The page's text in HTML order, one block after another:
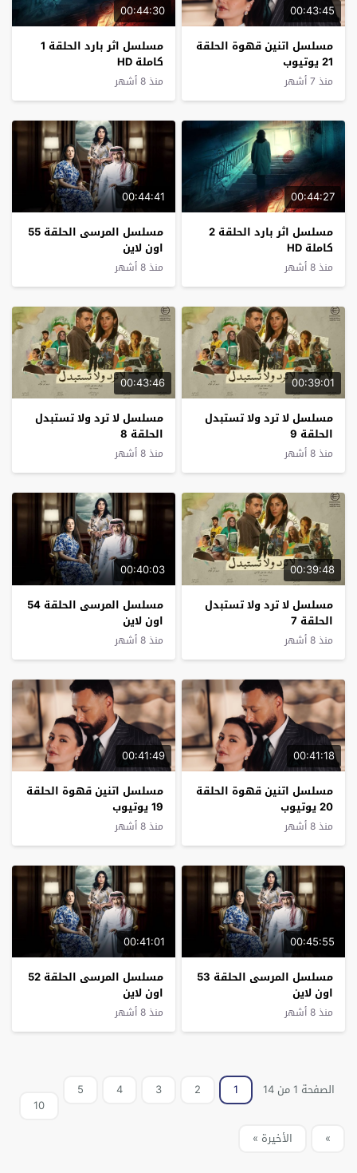
00:43:45
مسلسل اتنين قهوة الحلقة
21 يوتيوب
منذ 7 أشهر
00:44:30
مسلسل اثر بارد الحلقة 1
كاملة HD
منذ 8 أشهر
00:44:27
مسلسل اثر بارد الحلقة 2
كاملة HD
منذ 8 أشهر
00:44:41
مسلسل المرسى الحلقة 55
اون لاين
منذ 8 أشهر
00:39:01
مسلسل لا ترد ولا تستبدل
الحلقة 9
منذ 8 أشهر
00:43:46
مسلسل لا ترد ولا تستبدل
الحلقة 8
منذ 8 أشهر
00:39:48
مسلسل لا ترد ولا تستبدل
الحلقة 7
منذ 8 أشهر
00:40:03
مسلسل المرسى الحلقة 54
اون لاين
منذ 8 أشهر
00:41:18
مسلسل اتنين قهوة الحلقة
20 يوتيوب
منذ 8 أشهر
00:41:49
مسلسل اتنين قهوة الحلقة
19 يوتيوب
منذ 8 أشهر
00:45:55
مسلسل المرسى الحلقة 53
اون لاين
منذ 8 أشهر
00:41:01
مسلسل المرسى الحلقة 52
اون لاين
منذ 8 أشهر
الصفحة 1 من 14 1
2
3
4
5
10
»
الأخيرة »